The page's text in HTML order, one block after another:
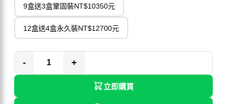
9盒送3盒鞏固裝NT$10350元
12盒送4盒永久裝NT$12700元
- +
立即購買